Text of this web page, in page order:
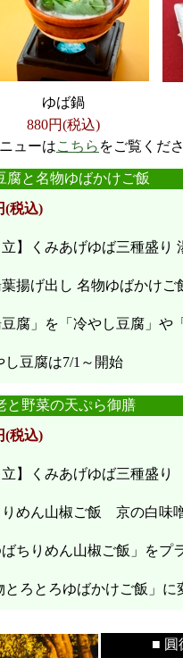
ゆば鍋
880円(税込)
ューはこちら をご覧くださ
腐と名物ゆばかけご飯
(税込)
】くみあげゆば三種盛
揚げ出し 名物ゆばかけ
腐」を「冷やし豆腐」や
豆腐は7/1～開始
と野菜の天ぷら御膳
(税込)
】くみあげゆば三種盛
りめん山椒ご飯 京の白味
ちりめん山椒ご飯」をプ
とろとろゆばかけご飯」に
■ 圓